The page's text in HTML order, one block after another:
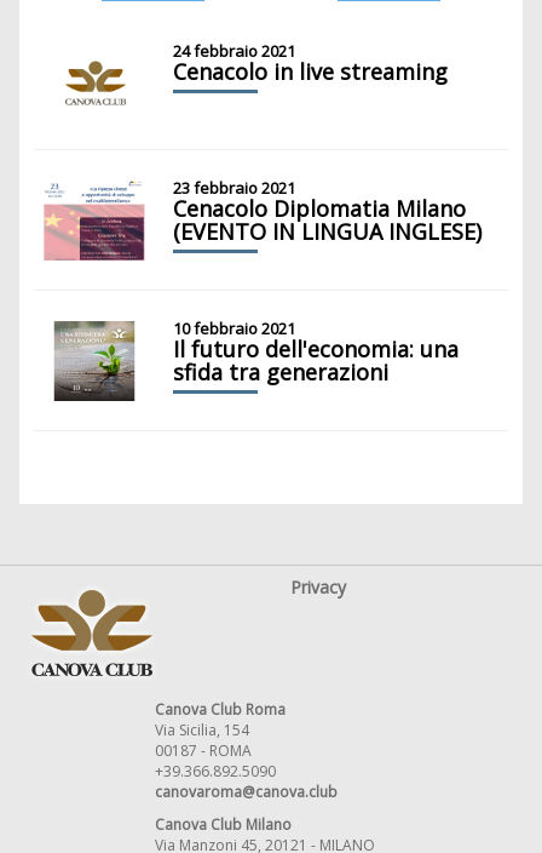
24 febbraio 2021
Cenacolo in live streaming
23 febbraio 2021
Cenacolo Diplomatia Milano
(EVENTO IN LINGUA INGLESE)
10 febbraio 2021
Il futuro dell'economia: una
sfida tra generazioni
Privacy
Canova Club Roma
Via Sicilia, 154
00187 - ROMA
+39.366.892.5090
canovaroma@canova.club
Canova Club Milano
Via Manzoni 45, 20121 - MILANO